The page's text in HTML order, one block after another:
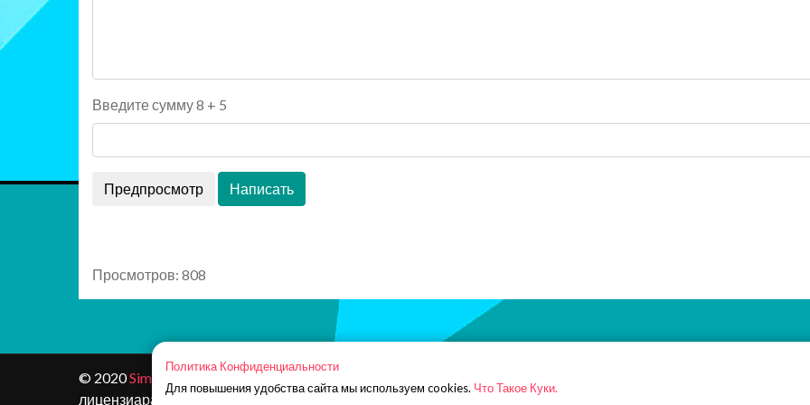
Введите сумму 8 + 5
Просмотров: 808
© 2020Simoleon.ru
. Этот сайт не одобрен и не связан с Electronic Arts или ее
лицензиарами. Товарные знаки являются собственностью соответствующих
Политика Конфиденциальности
Для повышения удобства сайта мы используем cookies. Что Такое Куки.